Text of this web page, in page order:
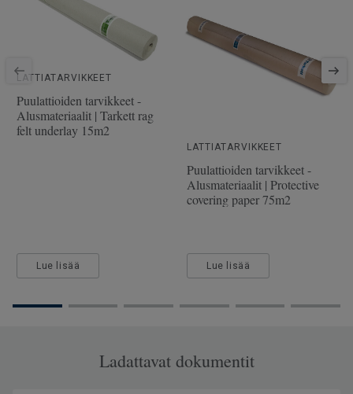
Asennusmenetelmä
Lukkopontti
SAP-tuotenumero
41007002
Viistetyt reunat
Puulaji
Pituus
3.5 mm
19 cm
LATTIATARVIKKEET
Puulattioiden tarvikkeet -
Alusmateriaalit | Tarkett rag
felt underlay 15m2
Lue lisää
LATTIATARVIKKEET
Puulattioiden tarvikkeet -
Alusmateriaalit | Protective
covering paper 75m2
Lue lisää
Ladattavat dokumentit